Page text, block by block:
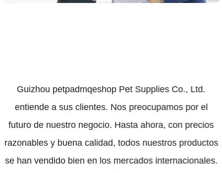
Guizhou petpadmqeshop Pet Supplies Co., Ltd.
entiende a sus clientes. Nos preocupamos por el
futuro de nuestro negocio. Hasta ahora, con precios
razonables y buena calidad, todos nuestros productos
se han vendido bien en los mercados internacionales.